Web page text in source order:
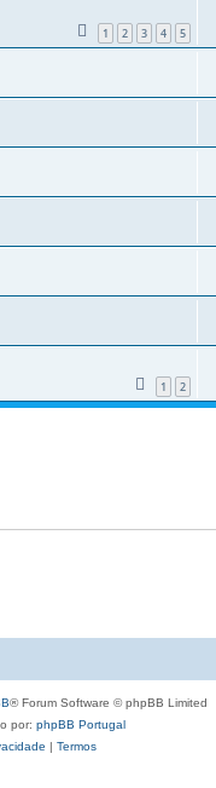
1 2 3 4 5
1 2
® Forum Software © phpBB Limited
por: phpBB Portugal
| Termos